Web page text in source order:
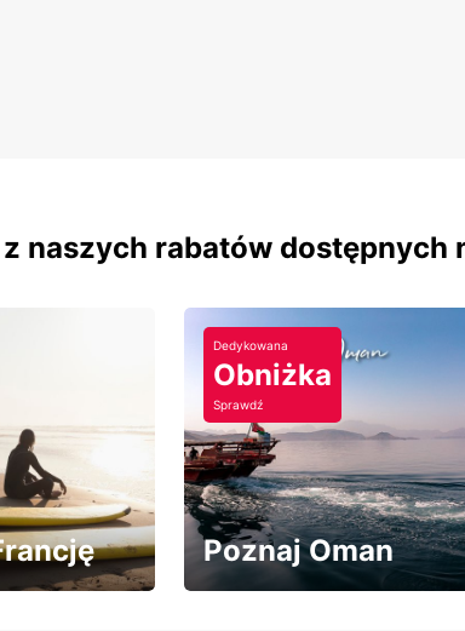
naszych rabatów dostępnych
Dedykowana
Obniżka
Sprawdź
Poznaj Oman